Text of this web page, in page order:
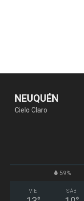
NEUQUÉN
Cielo Claro
59%
VIE SÁB